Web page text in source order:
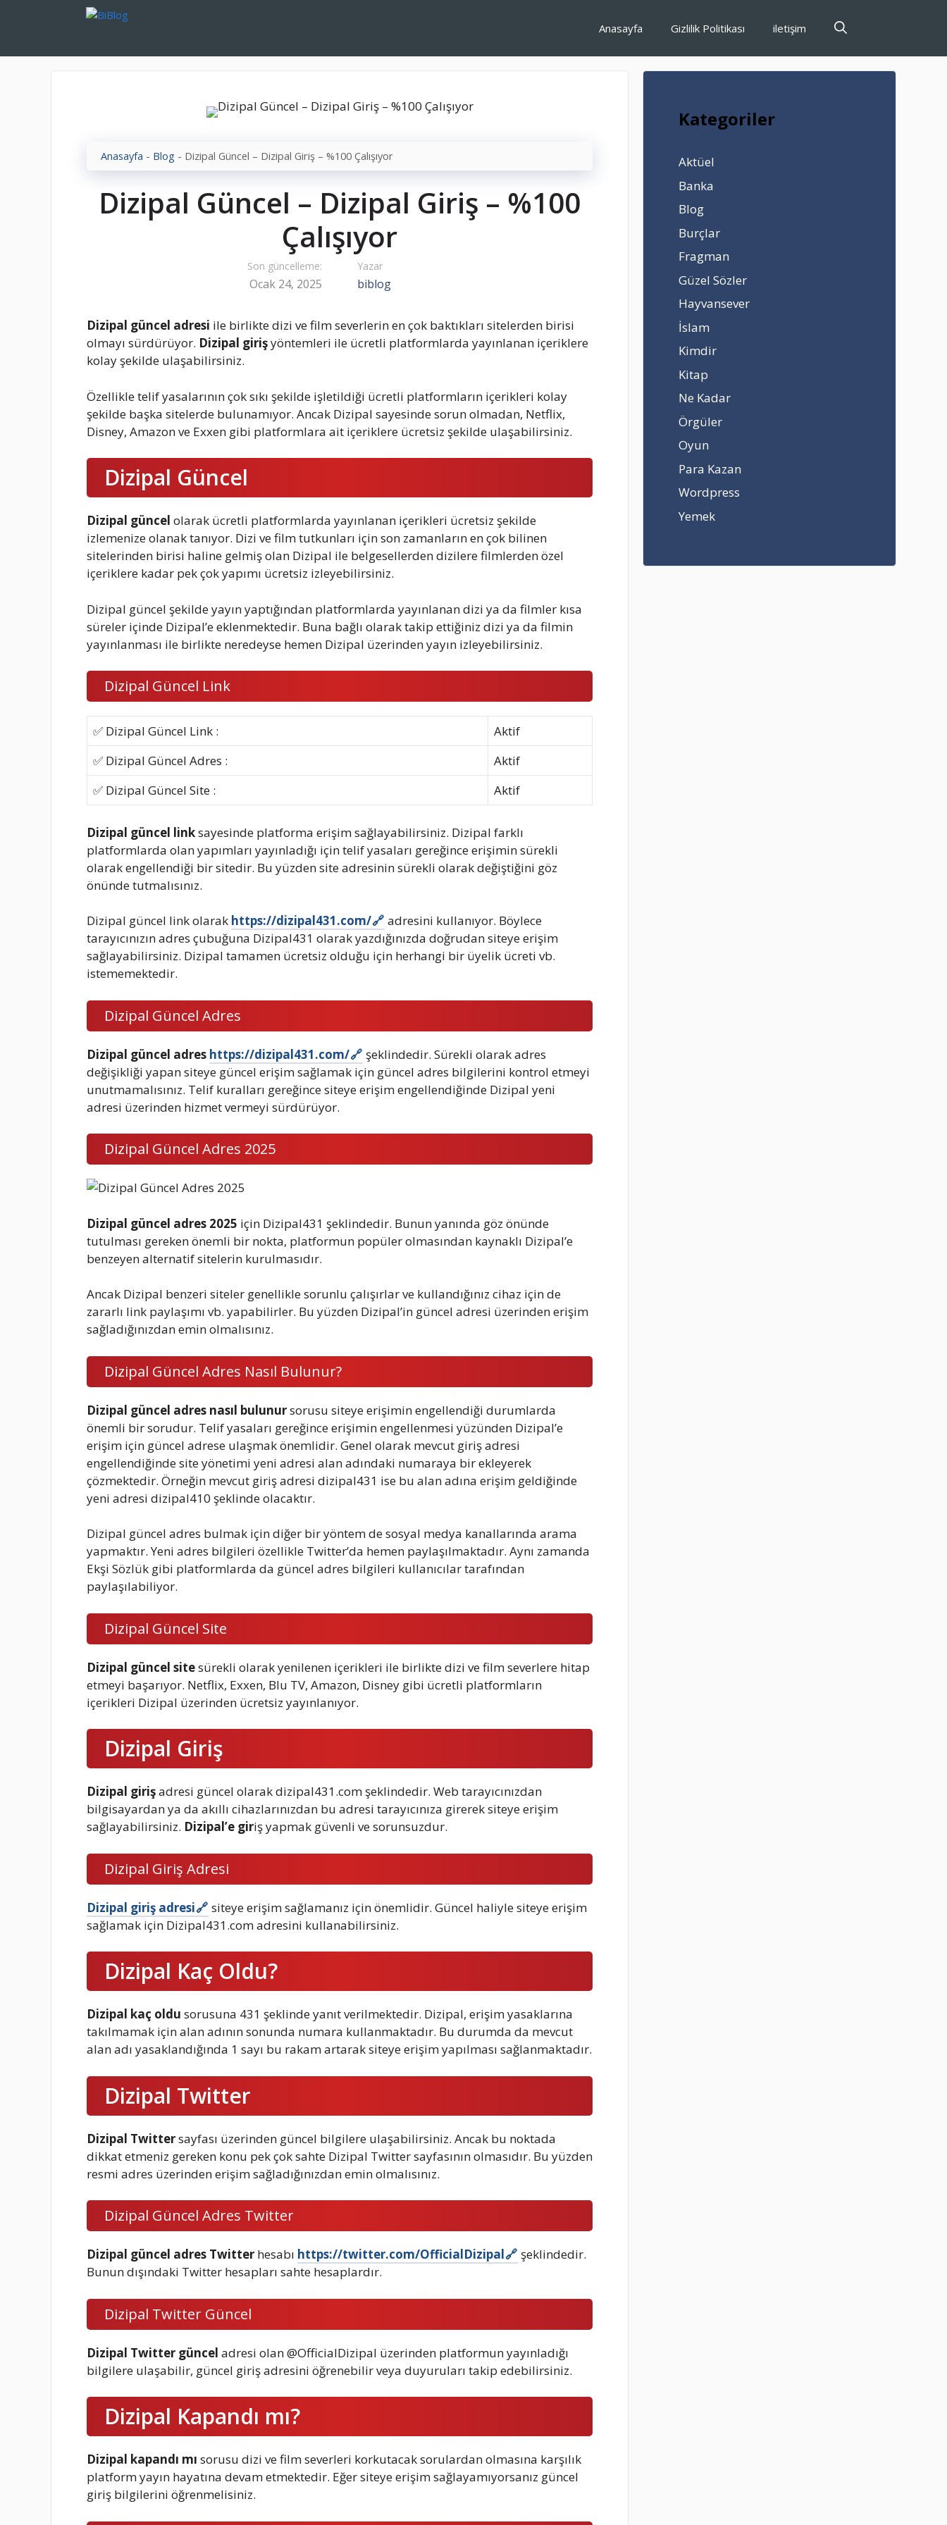
Anasayfa Gizlilik Politikası iletişim
Anasayfa - Blog - Dizipal Güncel – Dizipal Giriş – %100 Çalışıyor
Dizipal Güncel – Dizipal Giriş – %100
Çalışıyor
Son güncelleme:
Ocak 24, 2025
Yazar
biblog
Dizipal güncel adresi ile birlikte dizi ve film severlerin en çok baktıkları sitelerden birisi
olmayı sürdürüyor. Dizipal girişyöntemleri ile ücretli platformlarda yayınlanan içeriklere
kolay şekilde ulaşabilirsiniz.
Özellikle telif yasalarının çok sıkı şekilde işletildiği ücretli platformların içerikleri kolay
şekilde başka sitelerde bulunamıyor. Ancak Dizipal sayesinde sorun olmadan, Netflix,
Disney, Amazon ve Exxen gibi platformlara ait içeriklere ücretsiz şekilde ulaşabilirsiniz.
Dizipal Güncel
Dizipal güncel olarak ücretli platformlarda yayınlanan içerikleri ücretsiz şekilde
izlemenize olanak tanıyor. Dizi ve film tutkunları için son zamanların en çok bilinen
sitelerinden birisi haline gelmiş olan Dizipal ile belgesellerden dizilere filmlerden özel
içeriklere kadar pek çok yapımı ücretsiz izleyebilirsiniz.
Dizipal güncel şekilde yayın yaptığından platformlarda yayınlanan dizi ya da filmler kısa
süreler içinde Dizipal’e eklenmektedir. Buna bağlı olarak takip ettiğiniz dizi ya da filmin
yayınlanması ile birlikte neredeyse hemen Dizipal üzerinden yayın izleyebilirsiniz.
Dizipal Güncel Link
✅ Dizipal Güncel Link :
Aktif
✅ Dizipal Güncel Adres :
Aktif
✅ Dizipal Güncel Site :
Aktif
Dizipal güncel linksayesinde platforma erişim sağlayabilirsiniz. Dizipal farklı
platformlarda olan yapımları yayınladığı için telif yasaları gereğince erişimin sürekli
olarak engellendiği bir sitedir. Bu yüzden site adresinin sürekli olarak değiştiğini göz
önünde tutmalısınız.
Dizipal güncel link olarak https://dizipal431.com/
adresini kullanıyor. Böylece
tarayıcınızın adres çubuğuna Dizipal431 olarak yazdığınızda doğrudan siteye erişim
sağlayabilirsiniz. Dizipal tamamen ücretsiz olduğu için herhangi bir üyelik ücreti vb.
istememektedir.
Dizipal Güncel Adres
Dizipal güncel adres https://dizipal431.com/
şeklindedir. Sürekli olarak adres
değişikliği yapan siteye güncel erişim sağlamak için güncel adres bilgilerini kontrol etmeyi
unutmamalısınız. Telif kuralları gereğince siteye erişim engellendiğinde Dizipal yeni
adresi üzerinden hizmet vermeyi sürdürüyor.
Dizipal Güncel Adres 2025
Dizipal güncel adres 2025 için Dizipal431 şeklindedir. Bunun yanında göz önünde
tutulması gereken önemli bir nokta, platformun popüler olmasından kaynaklı Dizipal’e
benzeyen alternatif sitelerin kurulmasıdır.
Ancak Dizipal benzeri siteler genellikle sorunlu çalışırlar ve kullandığınız cihaz için de
zararlı link paylaşımı vb. yapabilirler. Bu yüzden Dizipal’in güncel adresi üzerinden erişim
sağladığınızdan emin olmalısınız.
Dizipal Güncel Adres Nasıl Bulunur?
Dizipal güncel adres nasıl bulunursorusu siteye erişimin engellendiği durumlarda
önemli bir sorudur. Telif yasaları gereğince erişimin engellenmesi yüzünden Dizipal’e
erişim için güncel adrese ulaşmak önemlidir. Genel olarak mevcut giriş adresi
engellendiğinde site yönetimi yeni adresi alan adındaki numaraya bir ekleyerek
çözmektedir. Örneğin mevcut giriş adresi dizipal431 ise bu alan adına erişim geldiğinde
yeni adresi dizipal410 şeklinde olacaktır.
Dizipal güncel adres bulmak için diğer bir yöntem de sosyal medya kanallarında arama
yapmaktır. Yeni adres bilgileri özellikle Twitter’da hemen paylaşılmaktadır. Aynı zamanda
Ekşi Sözlük gibi platformlarda da güncel adres bilgileri kullanıcılar tarafından
paylaşılabiliyor.
Dizipal Güncel Site
Dizipal güncel sitesürekli olarak yenilenen içerikleri ile birlikte dizi ve film severlere hitap
etmeyi başarıyor. Netflix, Exxen, Blu TV, Amazon, Disney gibi ücretli platformların
içerikleri Dizipal üzerinden ücretsiz yayınlanıyor.
Dizipal Giriş
Dizipal girişadresi güncel olarak dizipal431.com şeklindedir. Web tarayıcınızdan
bilgisayardan ya da akıllı cihazlarınızdan bu adresi tarayıcınıza girerek siteye erişim
sağlayabilirsiniz. Dizipal’e giriş yapmak güvenli ve sorunsuzdur.
Dizipal Giriş Adresi
Dizipal giriş adresi
siteye erişim sağlamanız için önemlidir. Güncel haliyle siteye erişim
sağlamak için Dizipal431.com adresini kullanabilirsiniz.
Dizipal Kaç Oldu?
Dizipal kaç oldu sorusuna 431 şeklinde yanıt verilmektedir. Dizipal, erişim yasaklarına
takılmamak için alan adının sonunda numara kullanmaktadır. Bu durumda da mevcut
alan adı yasaklandığında 1 sayı bu rakam artarak siteye erişim yapılması sağlanmaktadır.
Dizipal Twitter
Dizipal Twittersayfası üzerinden güncel bilgilere ulaşabilirsiniz. Ancak bu noktada
dikkat etmeniz gereken konu pek çok sahte Dizipal Twitter sayfasının olmasıdır. Bu yüzden
resmi adres üzerinden erişim sağladığınızdan emin olmalısınız.
Dizipal Güncel Adres Twitter
Dizipal güncel adres Twitter hesabı https://twitter.com/OfficialDizipal
şeklindedir.
Bunun dışındaki Twitter hesapları sahte hesaplardır.
Dizipal Twitter Güncel
Dizipal Twitter güncel adresi olan @OfficialDizipal üzerinden platformun yayınladığı
bilgilere ulaşabilir, güncel giriş adresini öğrenebilir veya duyuruları takip edebilirsiniz.
Dizipal Kapandı mı?
Dizipal kapandı mı sorusu dizi ve film severleri korkutacak sorulardan olmasına karşılık
platform yayın hayatına devam etmektedir. Eğer siteye erişim sağlayamıyorsanız güncel
giriş bilgilerini öğrenmelisiniz.
Kategoriler
Aktüel
Banka
Blog
Burçlar
Fragman
Güzel Sözler
Hayvansever
İslam
Kimdir
Kitap
Ne Kadar
Örgüler
Oyun
Para Kazan
Wordpress
Yemek